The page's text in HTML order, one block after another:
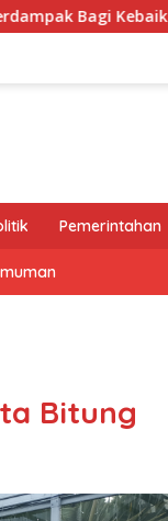
Bangsa
Pemerintahan
Bitung